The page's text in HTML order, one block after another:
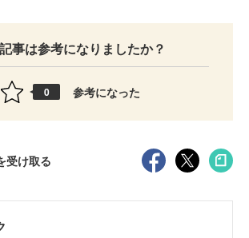
事は参考になりましたか？
0 参考になった
受け取る